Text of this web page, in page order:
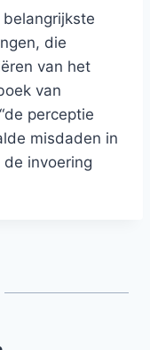
die
van het
van
perceptie
misdaden in
invoering